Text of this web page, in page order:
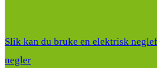
Slik kan du bruke en elektrisk
negler